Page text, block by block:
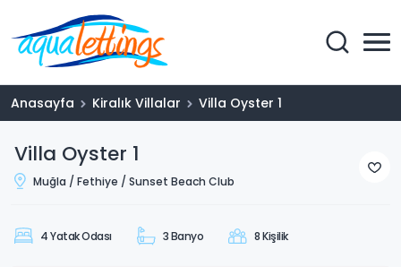
Anasayfa Kiralık Villalar Villa Oyster 1
Villa Oyster 1
Muğla / Fethiye / Sunset Beach Club
4 Yatak Odası 3 Banyo 8 Kişilik